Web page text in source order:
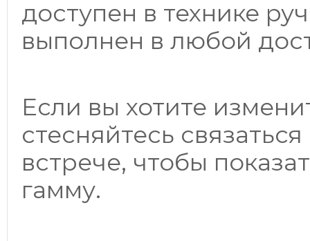
доступен в технике
выполнен в любой
Если вы хотите
стесняйтесь
встрече, чтобы
гамму.